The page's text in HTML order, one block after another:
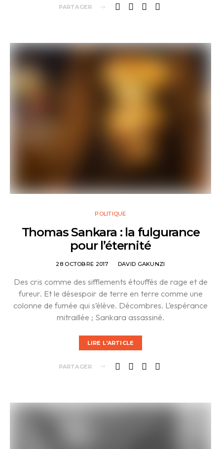
PARTAGER
POLITIQUE
Thomas Sankara : la fulgurance
pour l’éternité
28 OCTOBRE 2017 DAVID GAKUNZI
Des cris comme des sifflements étouffés de rage et de
fureur. Et le désespoir de terre en terre comme une
colonne de fumée qui s’élève. Décombres. L’espérance
mitraillée ; Sankara assassiné.
LIRE L'ARTICLE
PARTAGER